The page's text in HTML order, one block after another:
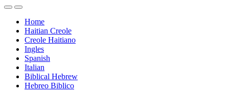
Home
Haitian Creole
Creole Haitiano
Ingles
Spanish
Italian
Biblical Hebrew
Hebreo Biblico